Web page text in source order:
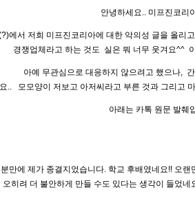
안녕하세요.. 미프진코리
에서 저희 미프진코리아에 대한 악의성 글을 올리
경쟁업체라고 하는 것도 실은 뭐 너무 웃겨요^^
아예 무관심으로 대응하지 않으려고 했으나,
.. 모모양이 저보고 아저씨라고 부른 것과 그리고
아래는 카톡 원문 발췌
만에 제가 종결지었습니다. 학교 후배였네요!! 오
오히려 더 불안하게 만들 수도 있다는 생각이 들었